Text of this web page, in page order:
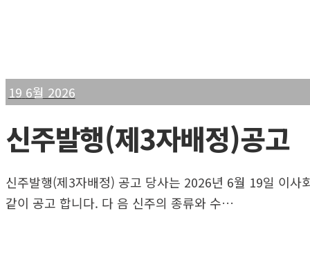
19 6월 2026
신주발행(제3자배정)공고
신주발행(제3자배정) 공고 당사는 2026년 6월 19일 이
같이 공고 합니다. 다 음 신주의 종류와 수…